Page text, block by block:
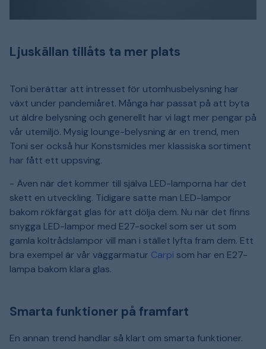
Ljuskällan tillåts ta mer plats
Toni berättar att intresset för utomhusbelysning har
växt under pandemiåret. Många har passat på att byta
ut äldre belysning och generellt har vi lagt mer pengar på
vår utemiljö. Mysig lounge-belysning är en trend, men
Toni ser också hur Konstsmides mer klassiska sortiment
har fått ett uppsving.
- Även när det kommer till själva LED-lamporna har det
skett en utveckling. Tidigare satte man LED-lampor
bakom rökfärgat glas för att dölja dem. Nu när det finns
snygga LED-lampor med E27-sockel som ser ut som
gamla koltrådslampor vill man i stället lyfta fram dem. Ett
bra exempel är vår väggarmatur Carpi som har en E27-
lampa bakom klara glas.
Smarta funktioner på framfart
En annan trend handlar så klart om smarta funktioner.